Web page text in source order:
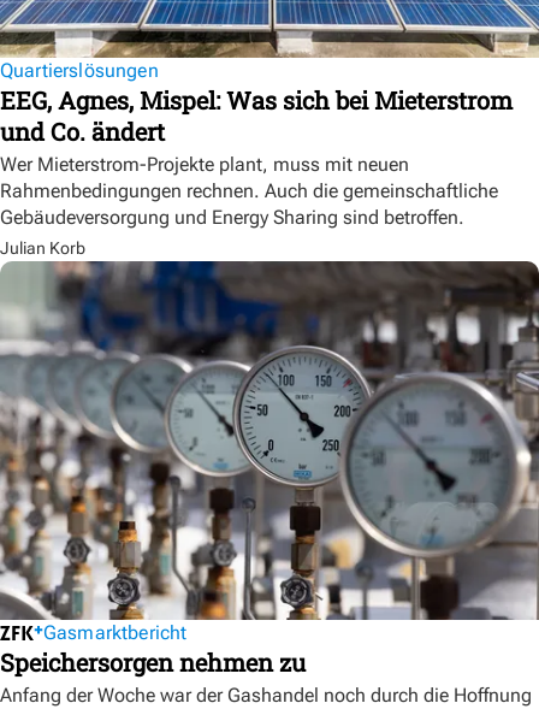
Quartierslösungen
EEG, Agnes, Mispel: Was sich bei Mieterstrom
und Co. ändert
Wer Mieterstrom-Projekte plant, muss mit neuen
Rahmenbedingungen rechnen. Auch die gemeinschaftliche
Gebäudeversorgung und Energy Sharing sind betroffen.
Julian Korb
Gasmarktbericht
Speichersorgen nehmen zu
Anfang der Woche war der Gashandel noch durch die Hoffnung